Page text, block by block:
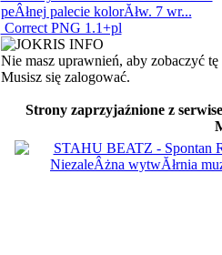
Correct PNG 1.1+pl
Nie masz uprawnień, aby zobaczyć
Musisz się zalogować.
Strony zaprzyjaźnione z